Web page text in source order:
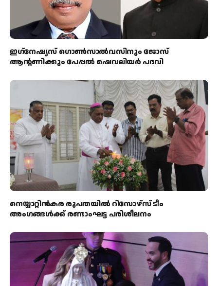
ഇഗ്‌നേഷ്യസ് ഗൊൺസാൽവസിനും ജോസ്
ആന്റണിക്കും പേപ്പൽ ഷെവലിയർ പദവി
നെയ്യാറ്റിൻകര രൂപതയിൽ റിസോഴ്സ് ടീം
അംഗങ്ങൾക്ക് രണ്ടാംഘട്ട പരിശീലനം